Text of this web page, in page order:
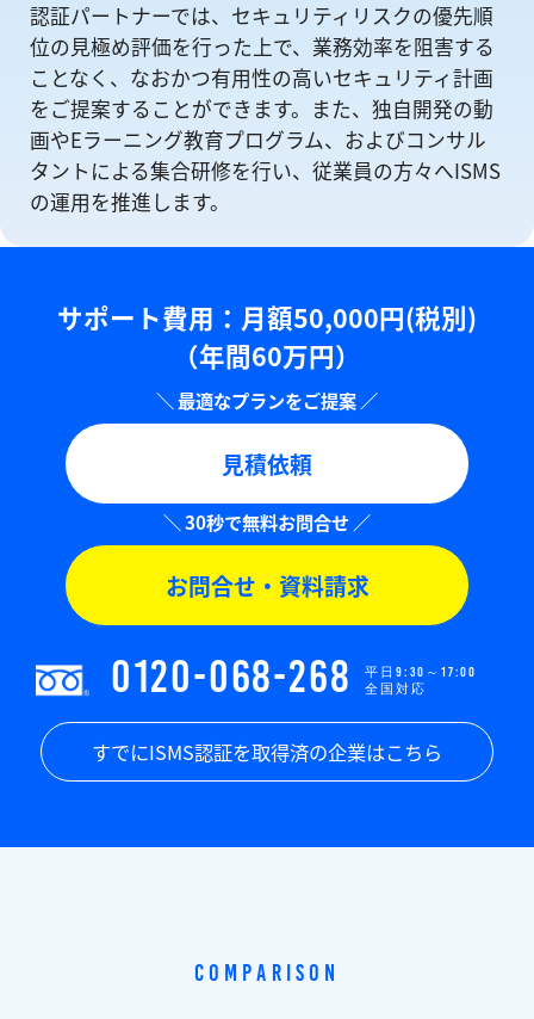
認証パートナーでは、セキュリティリスクの優先順
位の⾒極め評価を⾏った上で、業務効率を阻害する
ことなく、なおかつ有⽤性の⾼いセキュリティ計画
をご提案することができます。また、独自開発の動
画やEラーニング教育プログラム、およびコンサル
タントによる集合研修を⾏い、従業員の方々へISMS
の運⽤を推進します。
サポート費用：⽉額50,000円(税別)
（年間60万円）
見積依頼
お問合せ・資料請求
0120-068-268
平日9:30～17:00
全国対応
すでにISMS認証を取得済の企業はこちら
Comparison